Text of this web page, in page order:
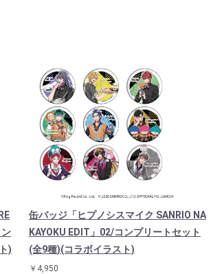
ン
)
缶バッジ「ヒプノシスマイク SANRIO NA
KAYOKU EDIT」02/コンプリートセット
(全9種)(コラボイラスト)
￥4,950